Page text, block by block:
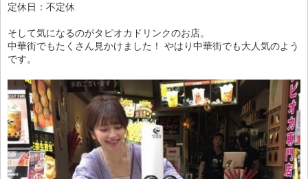
定休日：不定休
そして気になるのがタピオカドリンクのお店。
中華街でもたくさん見かけました！ やはり中華街でも大人気のよう
です。